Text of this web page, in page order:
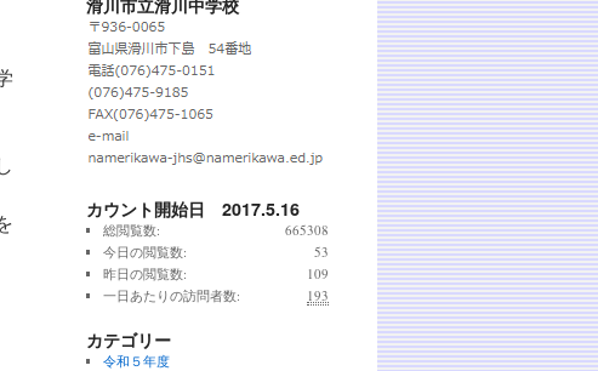
滑川市立滑川中学校
カウント開始日 2017.5.16
665308
総閲覧数:
53
今日の閲覧数:
109
昨日の閲覧数:
193
一日あたりの訪問者数:
カテゴリー
令和５年度